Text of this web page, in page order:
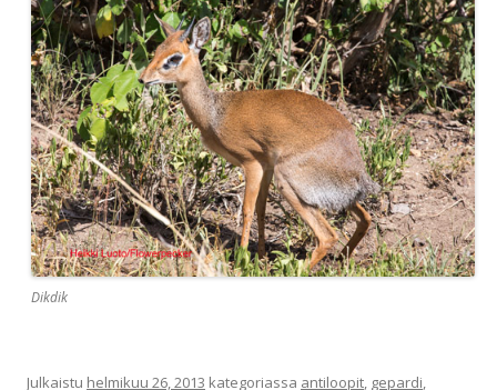
Dikdik
Julkaistu helmikuu 26, 2013 kategoriassa antiloopit, gepardi,